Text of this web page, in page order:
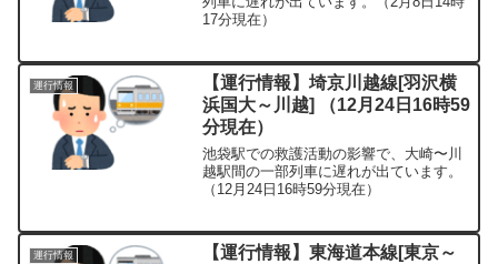
17分現在）
運行情報
【運行情報】埼京川越線[羽沢横
浜国大～川越] （12月24日16時59
分現在）
池袋駅での救護活動の影響で、大崎〜川
越駅間の一部列車に遅れが出ています。
（12月24日16時59分現在）
運行情報
【運行情報】東海道本線[東京～